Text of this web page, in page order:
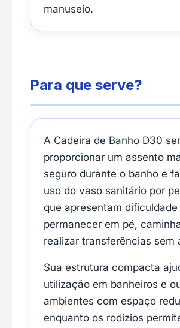
manuseio.
Para que serve?
A Cadeira de Banho D30
proporcionar um assento
seguro durante o banho e
uso do vaso sanitário por
que apresentam dificuldade
permanecer em pé,
realizar transferências sem
Sua estrutura compacta
utilização em banheiros e
ambientes com espaço
enquanto os rodízios